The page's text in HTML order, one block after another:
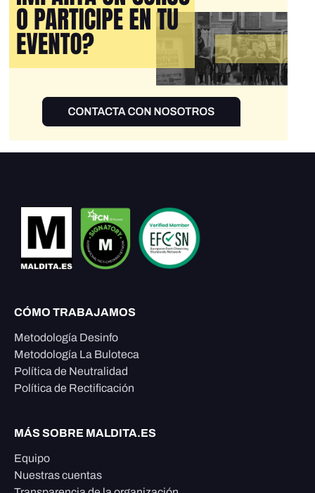
CÓMO TRABAJAMOS
Metodología Desinfo
Metodología La Buloteca
Política de Neutralidad
Política de Rectificación
MÁS SOBRE MALDITA.ES
Equipo
Nuestras cuentas